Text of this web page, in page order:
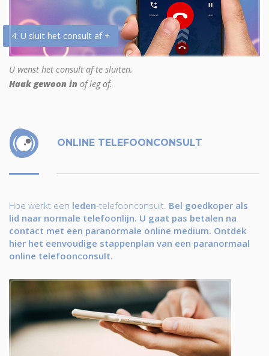
4. U sluit het consult af +
U wenst het consult af te sluiten.
Haak gewoon in of leg af.
ONLINE TELEFOONCONSULT
Hoe werkt een leden-telefoonconsult. Bel goedkoper als
lid naar normale telefoonlijn. U gaat pas betalen na
contact met een paranormale online medium. Ontdek
hier het eenvoudige stappenplan van een paranormaal
online telefoonconsult.